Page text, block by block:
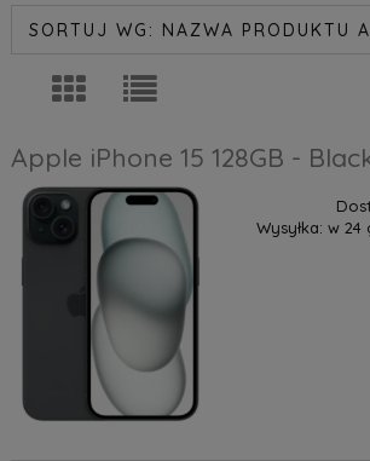
SORTUJ WG: NAZWA PRODUKTU
Apple iPhone 15 128GB -
Wysyłka: w 24